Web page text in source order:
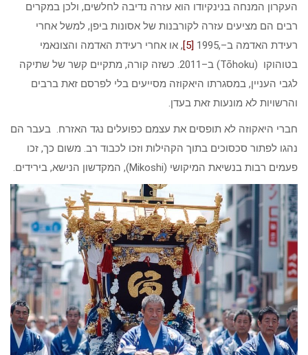
העקרון המנחה בנינקיודו הוא עזרה נדיבה לחלשים, ולכן במקרים
רבים הם מציעים עזרה לקורבנות של אסונות ביפן, למשל אחרי
רעידת האדמה ב–,1995
[5]
, או אחרי רעידת האדמה והצונאמי
בטוהוקו (Tōhoku) ב–2011. כשזה קורה, מתקיים קשר של שתיקה
לגבי העניין, במסגרתו היאקוזה מסייעים בלי לפרסם זאת ברבים
והרשויות לא מונעות זאת בעדן.
חברי היאקוזה לא תופסים את עצמם כפועלים נגד האזרח. בעבר הם
נהגו לפתור סכסוכים בתוך הקהילות וזכו לכבוד רב. משום כך, זכו
פעמים רבות בנשיאת המיקושי (Mikoshi), המקדשון הנישא, בירידים.